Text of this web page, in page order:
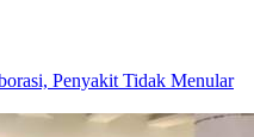
Penyakit Tidak Menular